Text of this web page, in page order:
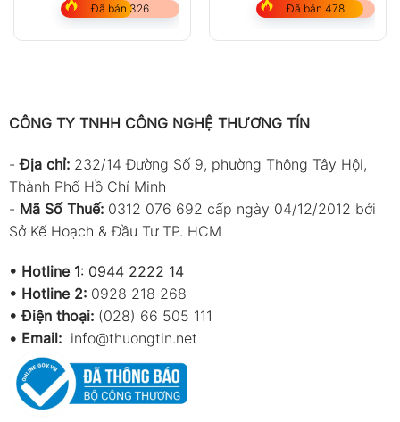
Đã bán 326 Đã bán 478
CÔNG TY TNHH CÔNG NGHỆ THƯƠNG TÍN
-Địa chỉ: 232/14 Đường Số 9, phường Thông Tây Hội,
Thành Phố Hồ Chí Minh
- Mã Số Thuế: 0312 076 692 cấp ngày 04/12/2012 bởi
Sở Kế Hoạch & Đầu Tư TP. HCM
• Hotline 1: 0944 2222 14
• Hotline 2: 0928 218 268
• Điện thoại: (028) 66 505 111
• Email: info@thuongtin.net